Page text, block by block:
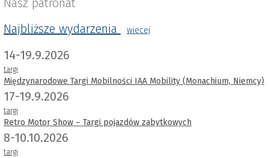
Najbliższe wydarzenia
wiecej
14-19.9.2026
targi
Międzynarodowe Targi Mobilności IAA Mobility (Monachium, Niemcy)
17-19.9.2026
targi
Retro Motor Show – Targi pojazdów zabytkowych
8-10.10.2026
targi